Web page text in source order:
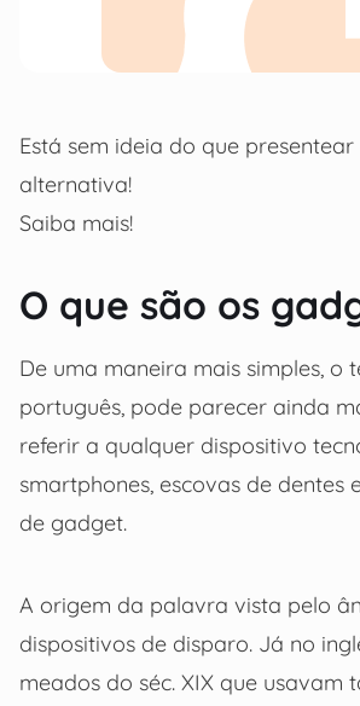
Está sem ideia do que
alternativa!
Saiba mais!
O que são os
De uma maneira mais simples, o
português, pode parecer ainda
referir a qualquer dispositivo
smartphones, escovas de
de gadget.
A origem da palavra vista pelo
dispositivos de disparo. Já no
meados do séc. XIX que